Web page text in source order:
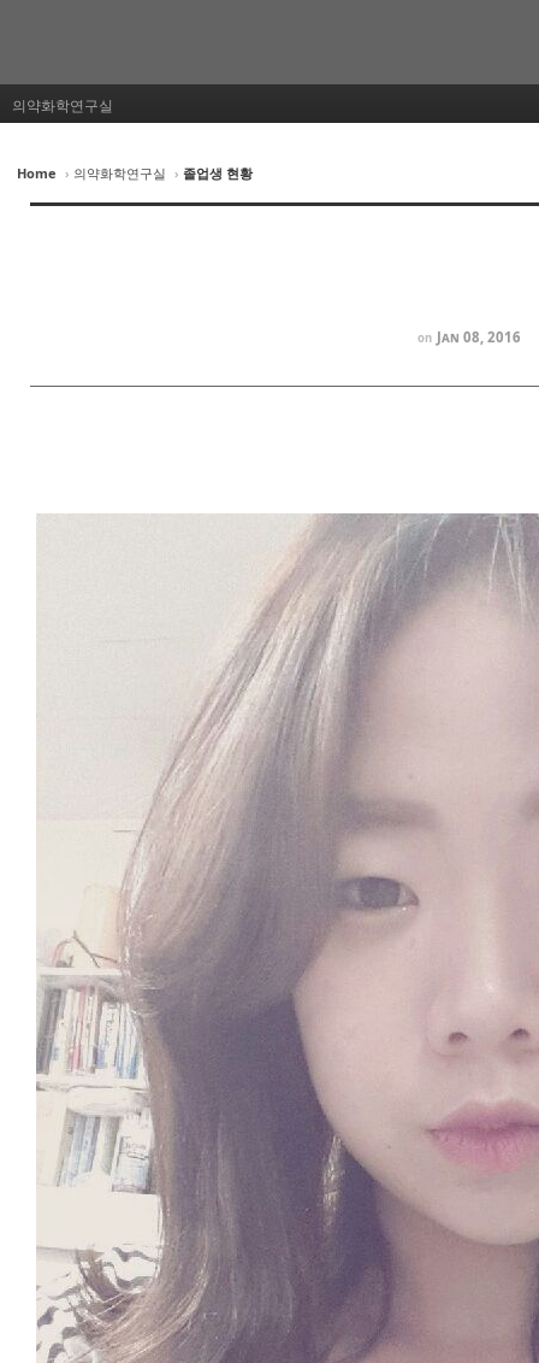
의약화학연구실
Home › 의약화학연구실 › 졸업생 현황
on Jan 08, 2016